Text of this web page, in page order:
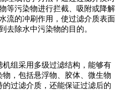
等污染物进行拦截、吸附或降解
流的冲刷作用，使过滤介质表面
去除水中污染物的目的。
组采用多级过滤结构，能够有
，包括悬浮物、胶体、微生物
过滤介质，还能保证过滤后的